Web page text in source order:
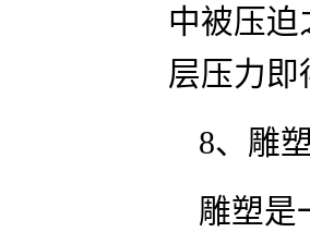
中被压
层压力即
8、雕
雕塑是